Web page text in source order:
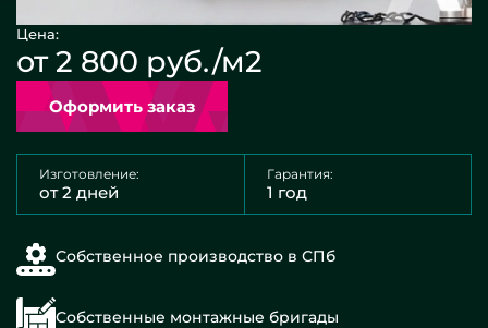
Цена:
от 2 800 руб./м2
Оформить заказ
Изготовление:
от 2 дней
Гарантия:
1 год
Собственное производство в СПб
Собственные монтажные бригады